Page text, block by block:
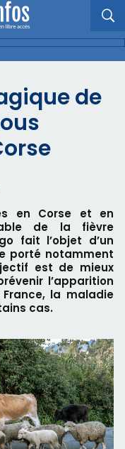
de
en Corse et en
de la fièvre
fait l’objet d’un
porté notamment
est de mieux
l’apparition
la maladie
cas.